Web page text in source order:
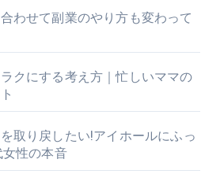
わせて副業のやり方も変わって
クにする考え方｜忙しいママの
取り戻したい!アイホールにふっ
性の本音